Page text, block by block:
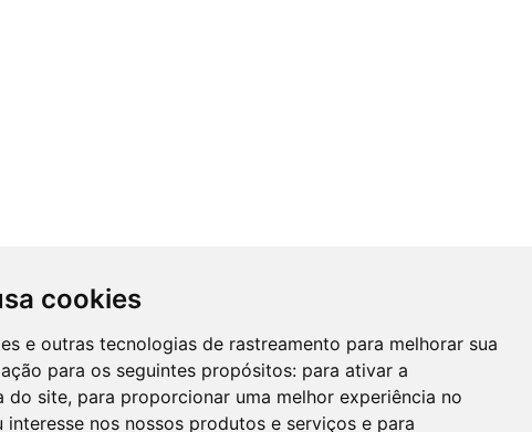
cookies
e outras tecnologias de rastreamento para melhorar sua
para os seguintes propósitos: para ativar a
do site, para proporcionar uma melhor experiência no
interesse nos nossos produtos e serviços e para